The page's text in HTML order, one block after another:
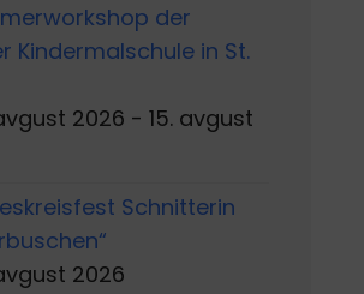
der
Kindermalschule in St.
2026 - 15. avgust
Schnitterin
2026